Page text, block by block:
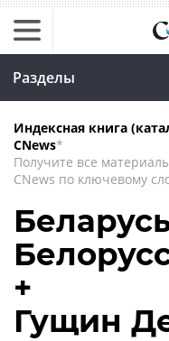
Разделы
Индексная книга
CNews*
Получите все
CNews по ключевому
+
Гущин